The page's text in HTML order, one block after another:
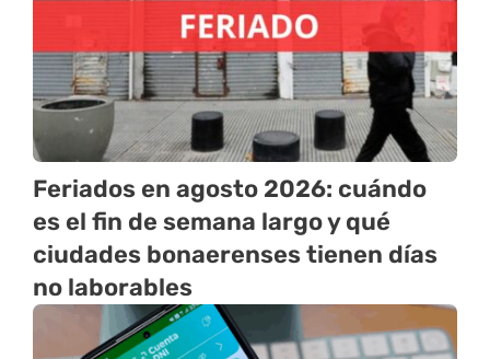
Feriados en agosto 2026: cuándo
es el fin de semana largo y qué
ciudades bonaerenses tienen días
no laborables